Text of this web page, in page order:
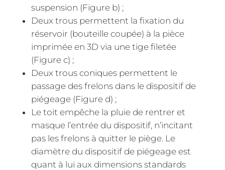
suspension (Figure b) ;
Deux trous permettent la fixation du
réservoir (bouteille coupée) à la pièce
imprimée en 3D via une tige filetée
(Figure c) ;
Deux trous coniques permettent le
passage des frelons dans le dispositif de
piégeage (Figure d) ;
Le toit empêche la pluie de rentrer et
masque l’entrée du dispositif, n’incitant
pas les frelons à quitter le piège. Le
diamètre du dispositif de piégeage est
quant à lui aux dimensions standards